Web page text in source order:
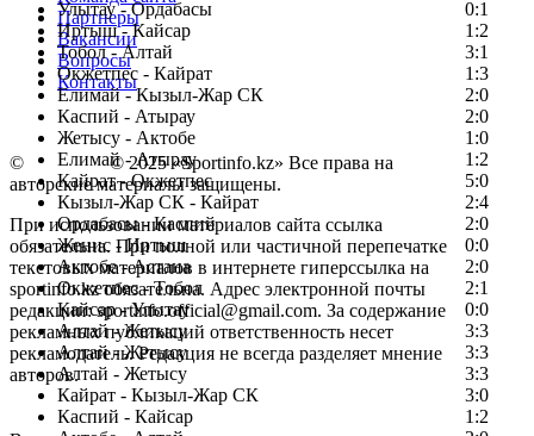
Улытау - Ордабасы
0:1
Иртыш - Кайсар
1:2
Тобол - Алтай
3:1
Окжетпес - Кайрат
1:3
Елимай - Кызыл-Жар СК
2:0
Каспий - Атырау
2:0
Жетысу - Актобе
1:0
Елимай - Атырау
1:2
Кайрат - Окжетпес
5:0
Кызыл-Жар СК - Кайрат
2:4
Ордабасы - Каспий
2:0
Женис - Иртыш
0:0
Актобе - Астана
2:0
Окжетпес - Тобол
2:1
Кайсар - Улытау
0:0
Алтай - Жетысу
3:3
Алтай - Жетысу
3:3
Алтай - Жетысу
3:3
Кайрат - Кызыл-Жар СК
3:0
Каспий - Кайсар
1:2
Партнеры
Вакансии
Вопросы
Контакты
© Copyright© 2025 «Sportinfo.kz» Все права на
авторские материалы защищены.
При использовании материалов сайта ссылка
обязательна. При полной или частичной перепечатке
текстовых материалов в интернете гиперссылка на
sportinfo.kz обязательна. Адрес электронной почты
редакции: sportinfo.official@gmail.com. За содержание
рекламных публикаций ответственность несет
рекламодатель. Редакция не всегда разделяет мнение
авторов.
Заметили ошибку в тексте?